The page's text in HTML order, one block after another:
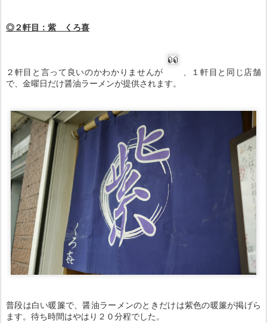
◎２軒目：紫 くろ喜
２軒目と言って良いのかわかりませんが
、１軒目と同じ店舗
で、金曜日だけ醤油ラーメンが提供されます。
普段は白い暖簾で、醤油ラーメンのときだけは紫色の暖簾が掲げら
ます。待ち時間はやはり２０分程でした。